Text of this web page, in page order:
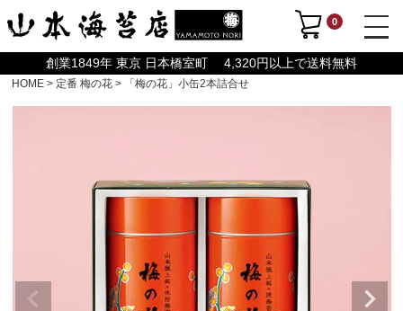
0
創業1849年 東京 日本橋室町 4,320円以上で送料無料
HOME 定番 梅の花 「梅の花」小缶2本詰合せ